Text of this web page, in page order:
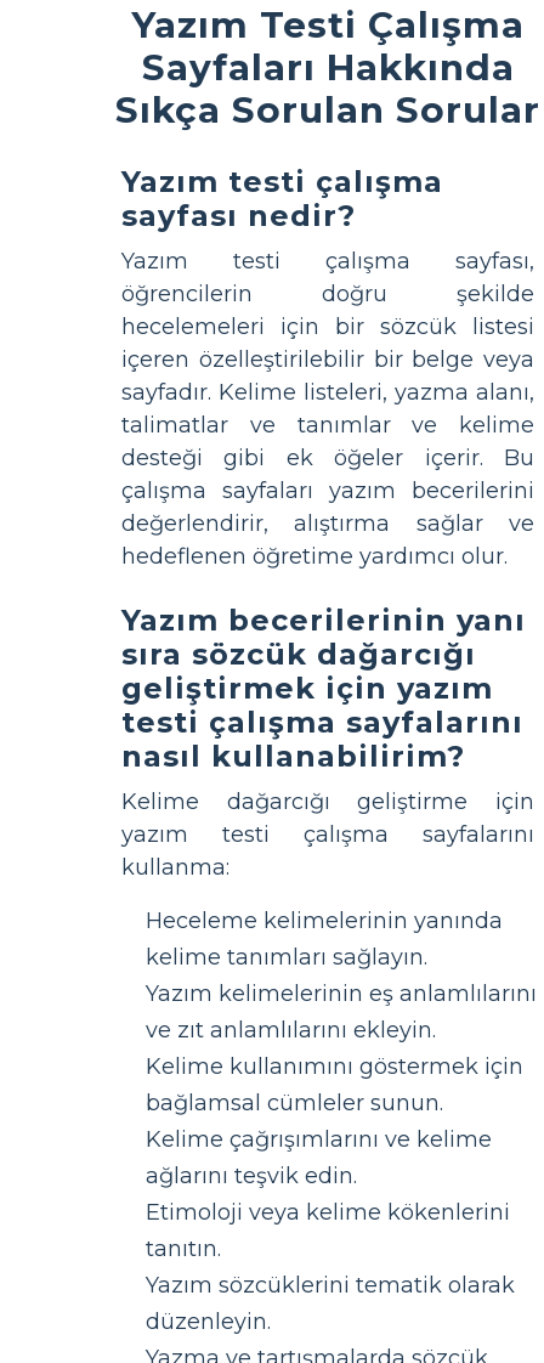
Yazım Testi Çalışma
Sayfaları Hakkında
Sıkça Sorulan Sorular
Yazım testi çalışma
sayfası nedir?
Yazım testi çalışma sayfası,
öğrencilerin doğru şekilde
hecelemeleri için bir sözcük listesi
içeren özelleştirilebilir bir belge veya
sayfadır. Kelime listeleri, yazma alanı,
talimatlar ve tanımlar ve kelime
desteği gibi ek öğeler içerir. Bu
çalışma sayfaları yazım becerilerini
değerlendirir, alıştırma sağlar ve
hedeflenen öğretime yardımcı olur.
Yazım becerilerinin yanı
sıra sözcük dağarcığı
geliştirmek için yazım
testi çalışma sayfalarını
nasıl kullanabilirim?
Kelime dağarcığı geliştirme için
yazım testi çalışma sayfalarını
kullanma:
Heceleme kelimelerinin yanında
kelime tanımları sağlayın.
Yazım kelimelerinin eş anlamlılarını
ve zıt anlamlılarını ekleyin.
Kelime kullanımını göstermek için
bağlamsal cümleler sunun.
Kelime çağrışımlarını ve kelime
ağlarını teşvik edin.
Etimoloji veya kelime kökenlerini
tanıtın.
Yazım sözcüklerini tematik olarak
düzenleyin.